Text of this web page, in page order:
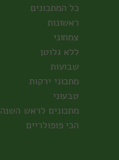
כל המתכונים
ראשונות
צמחוני
ללא גלוטן
שבועות
מתכוני ירקות
טבעוני
מתכונים לראש השנה
הכי פופולריים